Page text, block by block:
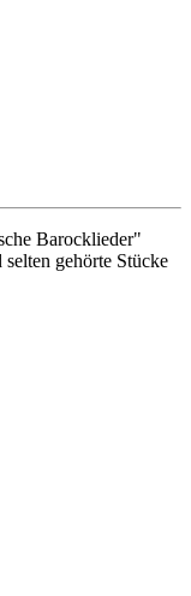
Barocklieder"
gehörte Stücke